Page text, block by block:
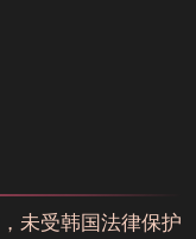
未受韩国法律保护